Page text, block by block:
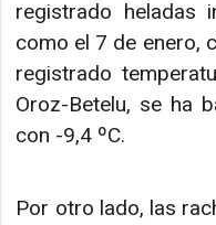
registrado heladas
como el 7 de enero,
registrado
Oroz-Betelu, se ha
con -9,4 ºC.
Por otro lado, las